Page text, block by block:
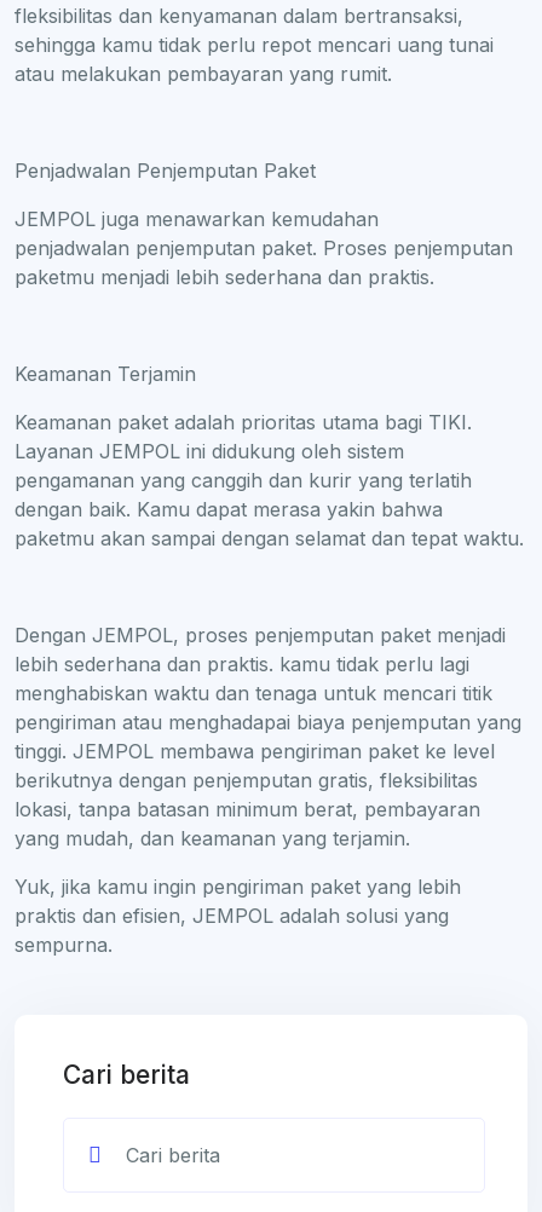
fleksibilitas dan kenyamanan dalam bertransaksi,
sehingga kamu tidak perlu repot mencari uang tunai
atau melakukan pembayaran yang rumit.
Penjadwalan Penjemputan Paket
JEMPOL juga menawarkan kemudahan
penjadwalan penjemputan paket. Proses penjemputan
paketmu menjadi lebih sederhana dan praktis.
Keamanan Terjamin
Keamanan paket adalah prioritas utama bagi TIKI.
Layanan JEMPOL ini didukung oleh sistem
pengamanan yang canggih dan kurir yang terlatih
dengan baik. Kamu dapat merasa yakin bahwa
paketmu akan sampai dengan selamat dan tepat waktu.
Dengan JEMPOL, proses penjemputan paket menjadi
lebih sederhana dan praktis. kamu tidak perlu lagi
menghabiskan waktu dan tenaga untuk mencari titik
pengiriman atau menghadapai biaya penjemputan yang
tinggi. JEMPOL membawa pengiriman paket ke level
berikutnya dengan penjemputan gratis, fleksibilitas
lokasi, tanpa batasan minimum berat, pembayaran
yang mudah, dan keamanan yang terjamin.
Yuk, jika kamu ingin pengiriman paket yang lebih
praktis dan efisien, JEMPOL adalah solusi yang
sempurna.
Cari berita